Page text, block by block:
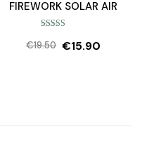
FIREWORK SOLAR AIR
5.00iš 5
€19.50
Original
€15.90
Current